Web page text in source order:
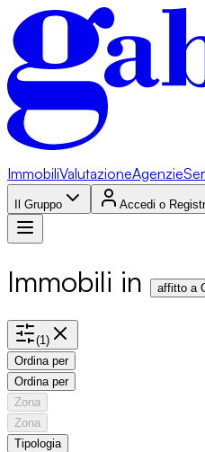
ImmobiliValutazioneAgenzie
Il Gruppo Accedi o
Immobili in affitto a
(1)
Ordina per
Ordina per
Zona
Zona
Tipologia